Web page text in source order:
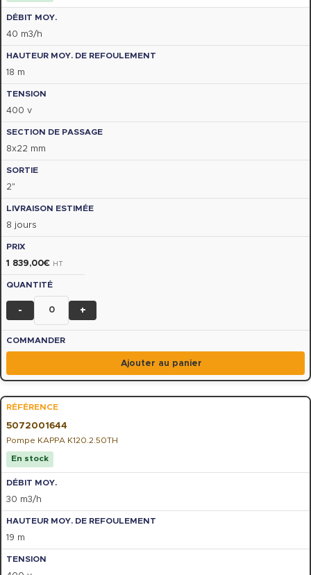
40 m3/h
18 m
400 v
8x22 mm
2"
8 jours
1 839,00€ HT
- +
Ajouter au panier
5072001644
Pompe KAPPA K120.2.50TH
En stock
30 m3/h
19 m